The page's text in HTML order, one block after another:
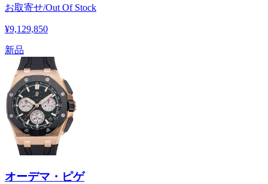
お取寄せ/Out Of Stock
¥9,129,850
新品
オーデマ・ピゲ